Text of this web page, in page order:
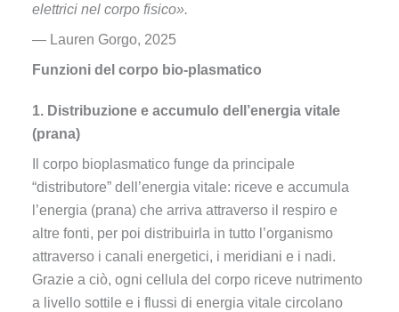
elettrici nel corpo fisico».
— Lauren Gorgo, 2025
Funzioni del corpo bio-plasmatico
1. Distribuzione e accumulo dell’energia vitale
(prana)
Il corpo bioplasmatico funge da principale
“distributore” dell’energia vitale: riceve e accumula
l’energia (prana) che arriva attraverso il respiro e
altre fonti, per poi distribuirla in tutto l’organismo
attraverso i canali energetici, i meridiani e i nadi.
Grazie a ciò, ogni cellula del corpo riceve nutrimento
a livello sottile e i flussi di energia vitale circolano